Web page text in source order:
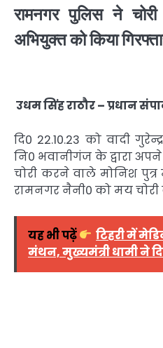
रामनगर पुलिस ने
अभियुक्त को किया
उधमसिंहराठौर –प्रधान
दि0 22.10.23 को वादी
नि0 भवानीगंज के द्वारा
चोरी करने वाले मोनिश पुत्र
रामनगर नैनी0 को मय
यह भी पढ़ें
टिहरी में
मंथन, मुख्यमंत्री धामी ने